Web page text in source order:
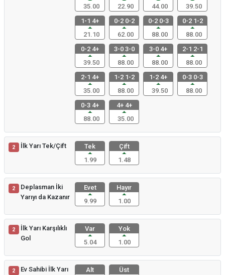
35.00
22.90
44.00
39.50
1-1 4+
21.10
0-2 0-2
62.00
0-2 0-3
88.00
0-2 1-2
88.00
0-2 4+
39.50
3-0 3-0
88.00
3-0 4+
88.00
2-1 2-1
88.00
2-1 4+
35.00
1-2 1-2
88.00
1-2 4+
39.50
0-3 0-3
88.00
0-3 4+
88.00
4+ 4+
35.00
2 İlk Yarı Tek/Çift
Tek
1.99
Çift
1.48
2
Deplasman İki
Yarıyı da Kazanır
Evet
9.99
Hayır
1.00
2
İlk Yarı Karşılıklı
Gol
Var
5.04
Yok
1.00
2
Ev Sahibi İlk Yarı
Alt
Üst